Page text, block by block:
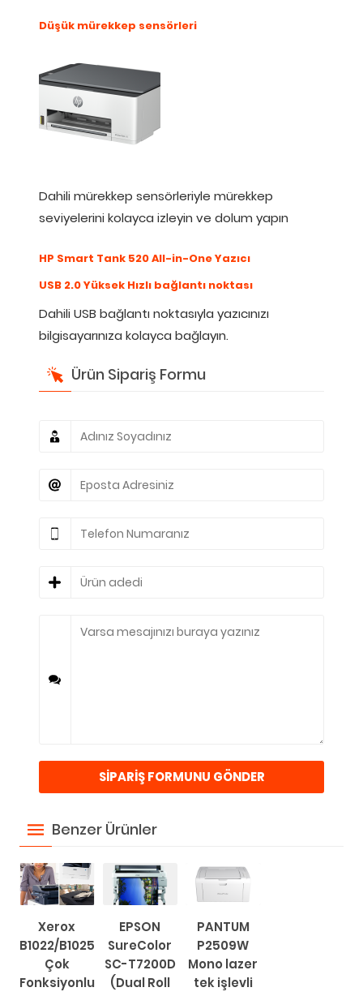
Düşük mürekkep sensörleri
Dahili mürekkep sensörleriyle mürekkep
seviyelerini kolayca izleyin ve dolum yapın
HP Smart Tank 520 All-in-One Yazıcı
USB 2.0 Yüksek Hızlı bağlantı noktası
Dahili USB bağlantı noktasıyla yazıcınızı
bilgisayarınıza kolayca bağlayın.
Ürün Sipariş Formu
Benzer Ürünler
Xerox
B1022/B1025
Çok
Fonksiyonlu
EPSON
SureColor
SC-T7200D
(Dual Roll
PANTUM
P2509W
Mono lazer
tek işlevli